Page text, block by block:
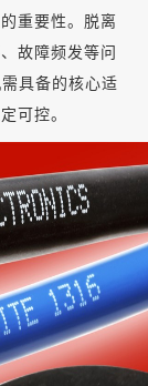
重要性。脱离
故障频发等问
具备的核心适
可控。